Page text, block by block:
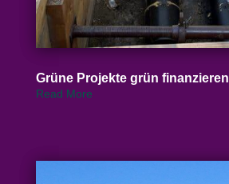
Grüne Projekte grün finanzieren
Read More